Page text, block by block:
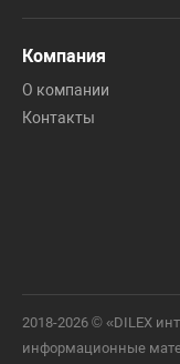
Компания
О компании
Контакты
2018-2026 © «DILEX
информационные